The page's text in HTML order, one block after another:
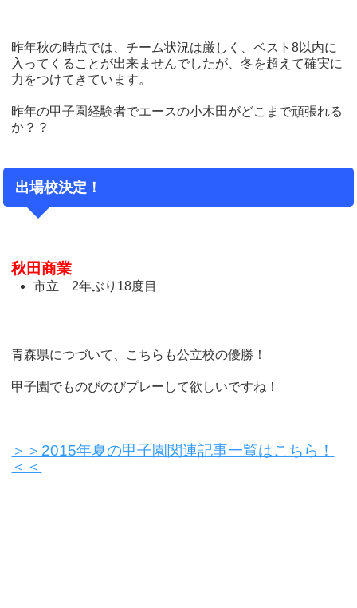
昨年秋の時点では、チーム状況は厳しく、ベスト8以内に
入ってくることが出来ませんでしたが、冬を超えて確実に
力をつけてきています。
昨年の甲子園経験者でエースの小木田がどこまで頑張れる
か？？
出場校決定！
秋田商業
市立 2年ぶり18度目
青森県につづいて、こちらも公立校の優勝！
甲子園でものびのびプレーして欲しいですね！
＞＞2015年夏の甲子園関連記事一覧はこちら！
＜＜